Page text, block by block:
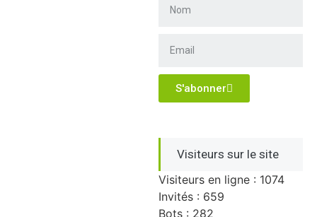
S'abonner
Visiteurs sur le site
Visiteurs en ligne : 1074
Invités : 659
Bots : 282